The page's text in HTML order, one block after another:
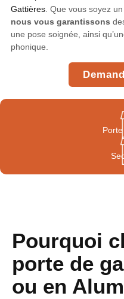
Gattières. Que vous soyez
nous vous garantissons
une pose soignée, ainsi
phonique.
Pourquoi
porte de
ou en